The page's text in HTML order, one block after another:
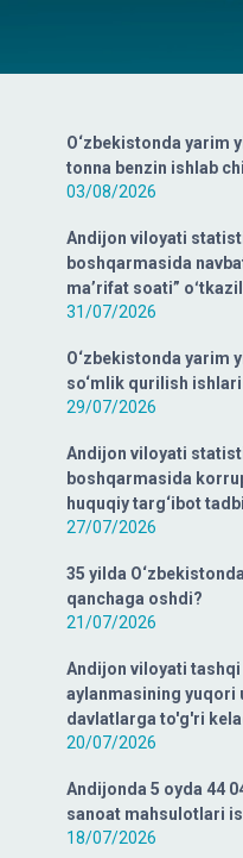
O‘zbekistonda yarim
tonna benzin ishlab
03/08/2026
Andijon viloyati
boshqarmasida
ma’rifat soati”
31/07/2026
O‘zbekistonda yarim
so‘mlik qurilish
29/07/2026
Andijon viloyati
boshqarmasida
huquqiy targ‘ibot
27/07/2026
35 yilda
qanchaga oshdi?
21/07/2026
Andijon viloyati tashqi
aylanmasining yuqori
davlatlarga to'g'ri
20/07/2026
Andijonda 5 oyda 44
sanoat mahsulotlari
18/07/2026